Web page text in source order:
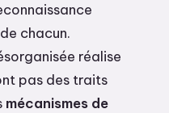
chacun.
réalise
pas des traits
mécanismes de